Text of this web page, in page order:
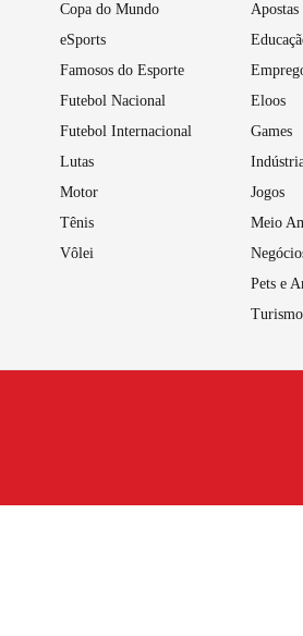
Copa do Mundo
eSports
Famosos do Esporte
Futebol Nacional
Futebol Internacional
Lutas
Motor
Tênis
Vôlei
Apostas
Eloos
Games
Jogos
Meio
Pets e
Turismo